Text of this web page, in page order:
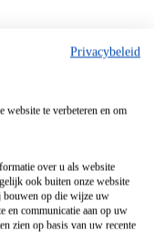
Privacybeleid
website te verbeteren en om
over u als website
ook buiten onze website
bouwen op die wijze uw
en communicatie aan op uw
zien op basis van uw recente